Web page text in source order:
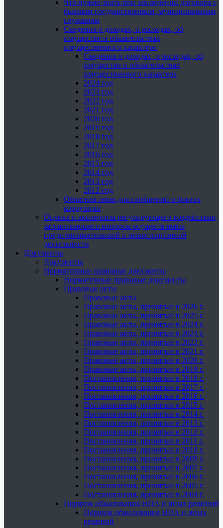
Что нужно знать при заключении договора с
бывшим государственным, муниципальным
служащим
Сведения о доходах, о расходах, об
имуществе и обязательствах
имущественного характера
Сведения о доходах, о расходах, об
имуществе и обязательствах
имущественного характера
2024 год
2023 год
2022 год
2021 год
2020 год
2019 год
2018 год
2017 год
2016 год
2015 год
2014 год
2013 год
2012 год
Обратная связь для сообщений о фактах
коррупции
Оценка и экспертиза регулирующего воздействия,
затрагивающего вопросы осуществления
предпринимательской и инвестиционной
деятельности
Документы
Документы
Нормативные правовые документы
Нормативные правовые документы
Правовые акты
Правовые акты
Правовые акты, принятые в 2026 г.
Правовые акты, принятые в 2025 г.
Правовые акты, принятые в 2024 г.
Правовые акты, принятые в 2023 г.
Правовые акты, принятые в 2022 г.
Правовые акты, принятые в 2021 г.
Правовые акты, принятые в 2020 г.
Правовые акты, принятые в 2019 г.
Постановления, принятые в 2018 г.
Постановления, принятые в 2017 г.
Постановления, принятые в 2016 г.
Постановления, принятые в 2015 г.
Постановления, принятые в 2014 г.
Постановления, принятые в 2013 г.
Постановления, принятые в 2012 г.
Постановления, принятые в 2011 г.
Постановления, принятые в 2010 г.
Постановления, принятые в 2009 г.
Постановления, принятые в 2007 г.
Постановления, принятые в 2006 г.
Постановления, принятые в 2005 г.
Постановления, принятые в 2004 г.
Порядок обжалования НПА и иных решений
Порядок обжалования НПА и иных
решений